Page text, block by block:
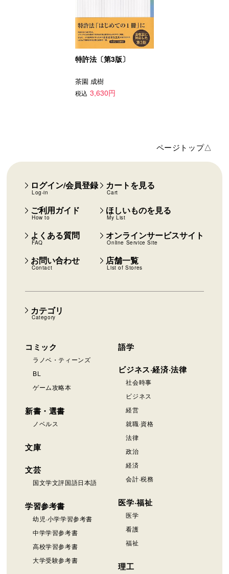
特許法〔第3版〕
茶園 成樹
税込 3,630円
ページトップ△
カテゴリ
Category
コミック
ラノベ・ティーンズ
BL
ゲーム攻略本
新書・選書
ノベルス
文庫
文芸
国文学文評国語日本語
学習参考書
幼児·小学学習参考書
中学学習参考書
高校学習参考書
大学受験参考書
語学
ビジネス·経済·法律
社会時事
ビジネス
経営
就職·資格
法律
政治
経済
会計·税務
医学·福祉
医学
看護
福祉
理工
ログイン/会員登録
Log-in
カートを見る
Cart
ご利用ガイド
How to
ほしいものを見る
My List
よくある質問
FAQ
オンラインサービスサイト
Online Service Site
お問い合わせ
Contact
店舗一覧
List of Stores